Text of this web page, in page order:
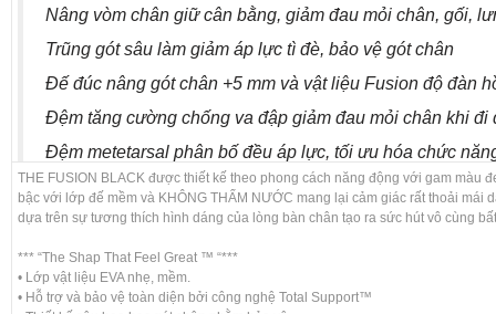
Nâng vòm chân giữ cân bằng, giảm đau mỏi chân, gối,
Trũng gót sâu làm giảm áp lực tì đè, bảo vệ gót chân
Đế đúc nâng gót chân +5 mm và vật liệu Fusion độ đàn
Đệm tăng cường chống va đập giảm đau mỏi chân khi đi
Đệm metetarsal phân bố đều áp lực, tối ưu hóa chức
Viền dép thiết kế cong ôm trọn bàn chân tăng sự thoải
Chống trơn trượt, giữ thăng bằng cơ thể
Thông tin chi tiết
THE FUSION BLACK được thiết kế theo phong cách năng động với gam
bậc với lớp đế mềm và KHÔNG THẤM NƯỚC mang lại cảm giác rất thoải
dựa trên sự tương thích hình dáng của lòng bàn chân tạo ra sức hút vô cùng
*** “The Shap That Feel Great ™ “***
• Lớp vật liệu EVA nhẹ, mềm.
• Hỗ trợ và bảo vệ toàn diện bởi công nghệ Total Support™